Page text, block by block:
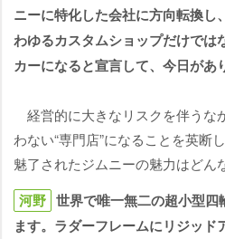
ニーに特化した会社に方向転換し
わゆるカスタムショップだけでは
カーになると宣言して、今日があ
経営的に大きなリスクを伴うな
わない“専門店”になることを英断
魅了されたジムニーの魅力はどん
河野 世界で唯一無二の超小型四
ます。ラダーフレームにリジッ